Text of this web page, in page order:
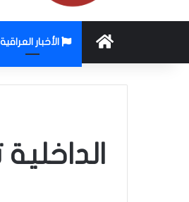
الرئيسية الأخبار العراقية